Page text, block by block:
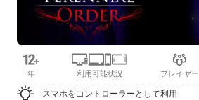
年 利用可能状況 プレイヤー
スマホをコントローラーとして利用